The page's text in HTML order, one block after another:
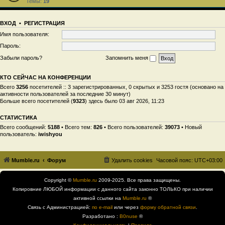
ВХОД • РЕГИСТРАЦИЯ
Имя пользователя:
Пароль:
Забыли пароль?
Запомнить меня
КТО СЕЙЧАС НА КОНФЕРЕНЦИИ
Всего 3256 посетителей :: 3 зарегистрированных, 0 скрытых и 3253 гостя (основано на
активности пользователей за последние 30 минут)
Больше всего посетителей (9323) здесь было 03 авг 2026, 11:23
СТАТИСТИКА
Всего сообщений: 5188 • Всего тем: 826 • Всего пользователей: 39073 • Новый
пользователь: iwishyou
Mumble.ru Форум Часовой пояс: UTC+03:00
Удалить cookies
Copyright ©Mumble.ru 2009-2025. Все права защищены.
Копировние ЛЮБОЙ информации с данного сайта законно ТОЛЬКО при наличии
активной ссылки на Mumble.ru ®
Связь с Администрацией: по e-mail или через форму обратной связи
Разработано : B0nuse ®